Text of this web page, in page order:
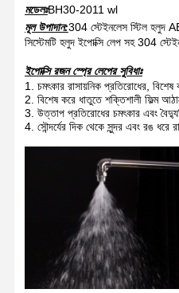
মডেলঃBH30-2011 wl
মূল উপাদান:304 স্টেইনলেস স্টিল হলুদ
সিস্টেমটি হলুদ ইপোক্সি লেপ সহ 304
ইপোক্সি রজন স্প্রে লেপের সুবিধাঃ
1. চমৎকার রাসায়নিক প্রতিরোধের, বিশেষ
2. বিশেষ করে ধাতুতে শক্তিশালী ফিল্ম
3. উত্তাপ প্রতিরোধের চমৎকার এবং
4. সৌন্দর্যের দিক থেকে সুন্দর এবং রঙ ধরে